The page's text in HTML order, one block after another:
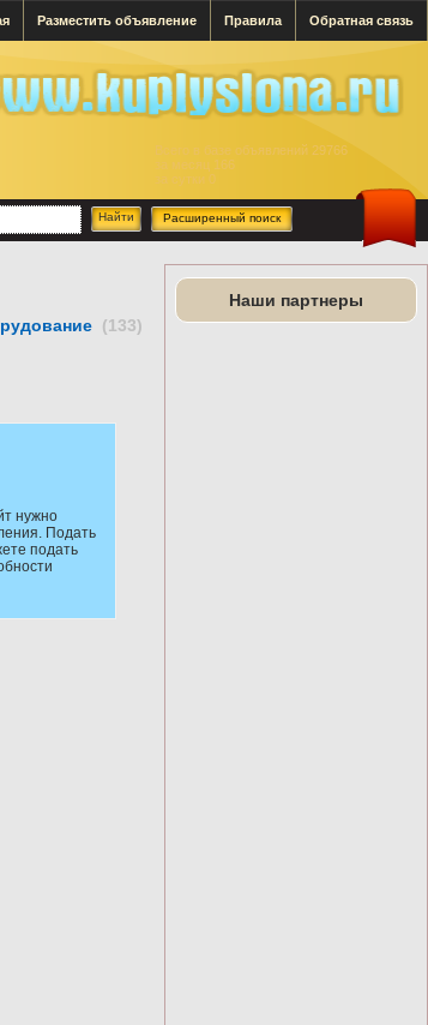
Разместить объявление Правила Обратная связь
Всего в базе объявлений 29766
за месяц 166
за сутки 0
Расширенный поиск
Наши партнеры
(133)
нужно
Подать
подать